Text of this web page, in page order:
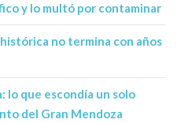
y lo multó por contaminar
no termina con años
lo que escondía un solo
del Gran Mendoza